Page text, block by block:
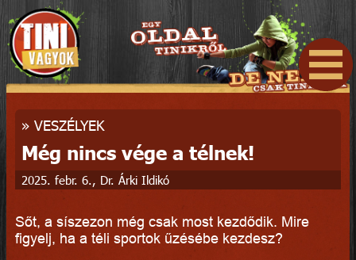
» VESZÉLYEK
Még nincs vége a télnek!
2025. febr. 6., Dr. Árki Ildikó
Sőt, a síszezon még csak most kezdődik. Mire
figyelj, ha a téli sportok űzésébe kezdesz?